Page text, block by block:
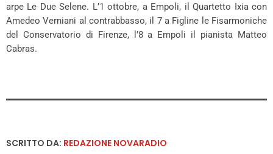
arpe Le Due Selene. L’1 ottobre, a Empoli, il Quartetto Ixia con
Amedeo Verniani al contrabbasso, il 7 a Figline le Fisarmoniche
del Conservatorio di Firenze, l’8 a Empoli il pianista Matteo
Cabras.
SCRITTO DA: REDAZIONE NOVARADIO